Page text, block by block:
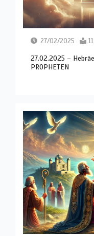
27/02/2025
27.02.2025 –
PROPHETEN